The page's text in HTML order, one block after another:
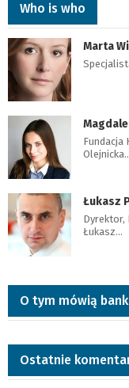
Who is who
Marta
Fundacja
Łukasz
Dyrektor,
Łukasz…
O tym mówią
Ostatnie